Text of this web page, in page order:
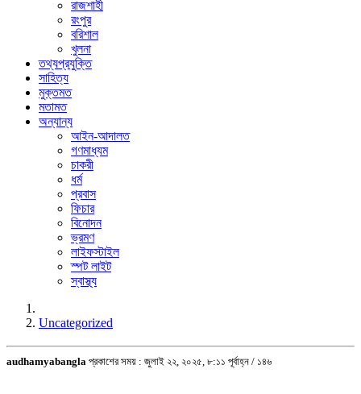
রাজশাহী
রংপুর
বরিশাল
খুলনা
তথ্যপ্রযুক্তি
সাহিত্য
মুক্তমত
মতামত
অন্যান্য
আইন-আদালত
গণমাধ্যম
চাকরী
ধর্ম
প্রবাস
ফিচার
বিনোদন
ভ্রমণ
লাইফস্টাইল
স্পট লাইট
স্বাস্থ্য
Uncategorized
audhamyabangla প্রকাশের সময় : জুলাই ২২, ২০২৫, ৮:১১ পূর্বাহ্ন / ১৪৬